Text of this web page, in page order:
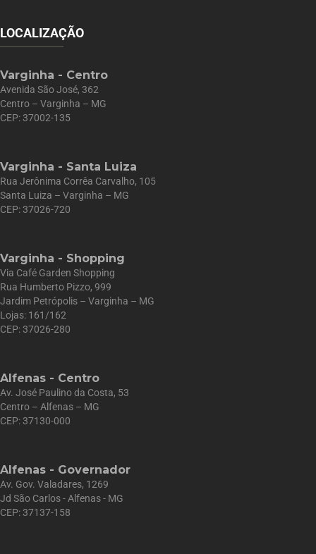
LOCALIZAÇÃO
Varginha - Centro
Avenida São José, 362
Centro – Varginha – MG
CEP: 37002-135
Varginha - Santa Luiza
Rua Jerônima Corrêa Carvalho, 105
Santa Luiza – Varginha – MG
CEP: 37026-720
Varginha - Shopping
Via Café Garden Shopping
Rua Humberto Pizzo, 999
Jardim Petrópolis – Varginha – MG
Lojas: 161/162
CEP: 37026-280
Alfenas - Centro
Av. José Paulino da Costa, 53
Centro – Alfenas – MG
CEP: 37130-000
Alfenas - Governador
Av. Gov. Valadares, 1269
Jd São Carlos - Alfenas - MG
CEP: 37137-158